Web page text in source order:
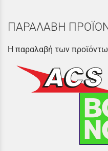
ΠΑΡΑΛΑΒΗ
Η παραλαβή των